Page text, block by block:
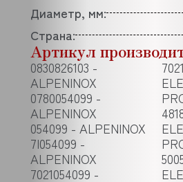
Диаметр, мм:
Страна:
Артикул
0830826103 -
ALPENINOX
0780054099 -
ALPENINOX
054099 - ALPENINOX
7I054099 -
ALPENINOX
7021054099 -